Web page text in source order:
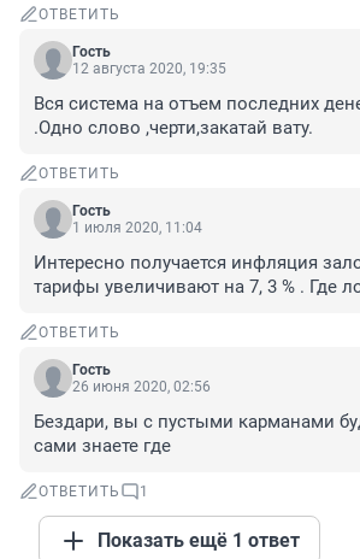
ОТВЕТИТЬ
Гость
12 августа 2020, 19:35
Вся система на отъем последних
.Одно слово ,черти,закатай вату.
ОТВЕТИТЬ
Гость
1 июля 2020, 11:04
Интересно получается инфляция
тарифы увеличивают на 7, 3 % . Где
ОТВЕТИТЬ
Гость
26 июня 2020, 02:56
Бездари, вы с пустыми карманами
сами знаете где
ОТВЕТИТЬ 1
Показать ещё 1 ответ